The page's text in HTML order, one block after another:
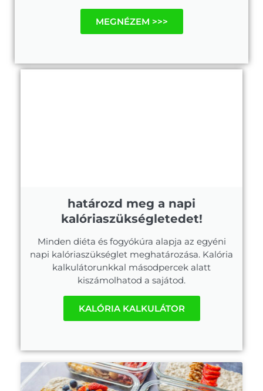
MEGNÉZEM >>>
határozd meg a napi
kalóriaszükségletedet!
Minden diéta és fogyókúra alapja az egyéni
napi kalóriaszükséglet meghatározása. Kalória
kalkulátorunkkal másodpercek alatt
kiszámolhatod a sajátod.
KALÓRIA KALKULÁTOR